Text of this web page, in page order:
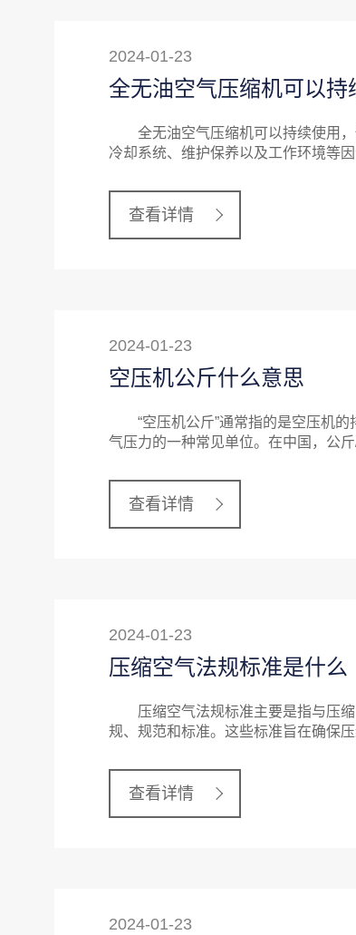
2024-01-23
全无油空气压缩机可以持
全无油空气压缩机可以持续使用，
冷却系统、维护保养以及工作环境等
查看详情
2024-01-23
空压机公斤什么意思
“空压机公斤”通常指的是空压机的
气压力的一种常见单位。在中国，公
查看详情
2024-01-23
压缩空气法规标准是什么
压缩空气法规标准主要是指与压缩
规、规范和标准。这些标准旨在确保
查看详情
2024-01-23